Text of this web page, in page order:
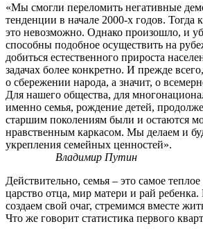
«Мы смогли переломить негативные
тенденции в начале 2000-х годов. Тогда
это невозможно. Однако произошло, и
способны подобное осуществить на
добиться естественного прироста
задачах более конкретно. И прежде
о сбережении народа, а значит, о
Для нашего общества, для
именно семья, рождение детей,
старшим поколениям были и остаются
нравственным каркасом. Мы делаем и
укрепления семейных
Владимир Путин
Действительно, семья – это самое
царство отца, мир матери и рай
создаем свой очаг, стремимся вместе
Что же говорит статистика первого